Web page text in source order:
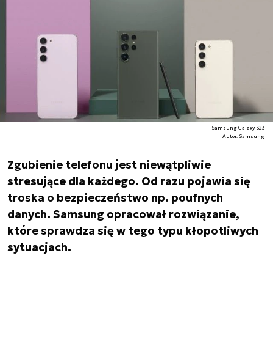
Samsung Galaxy S23
Autor. Samsung
Zgubienie telefonu jest niewątpliwie
stresujące dla każdego. Od razu pojawia się
troska o bezpieczeństwo np. poufnych
danych. Samsung opracował rozwiązanie,
które sprawdza się w tego typu kłopotliwych
sytuacjach.